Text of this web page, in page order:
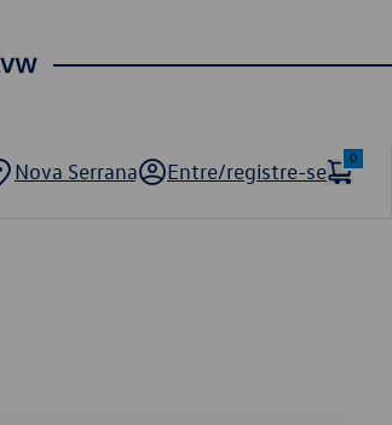
Nova Serrana Entre/registre-se
0